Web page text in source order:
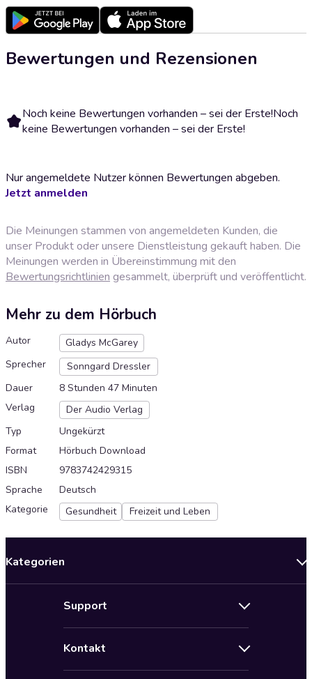
Bewertungen und Rezensionen
Noch keine Bewertungen vorhanden – sei der Erste!Noch
keine Bewertungen vorhanden – sei der Erste!
Nur angemeldete Nutzer können Bewertungen abgeben.
Jetzt anmelden
Die Meinungen stammen von angemeldeten Kunden, die
unser Produkt oder unsere Dienstleistung gekauft haben. Die
Meinungen werden in Übereinstimmung mit den
Bewertungsrichtlinien gesammelt, überprüft und veröffentlicht.
Mehr zu dem Hörbuch
Autor
Gladys McGarey
Sprecher
Sonngard Dressler
Dauer
8 Stunden 47 Minuten
Verlag
Der Audio Verlag
Typ
Ungekürzt
Format
Hörbuch Download
ISBN
9783742429315
Sprache
Deutsch
Kategorie
Gesundheit Freizeit und Leben
Kategorien
Support
Kontakt